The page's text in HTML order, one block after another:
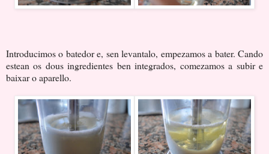
Introducimos o batedor e, sen levantalo, empezamos a bater. Cando
estean os dous ingredientes ben integrados, comezamos a subir e
baixar o aparello.